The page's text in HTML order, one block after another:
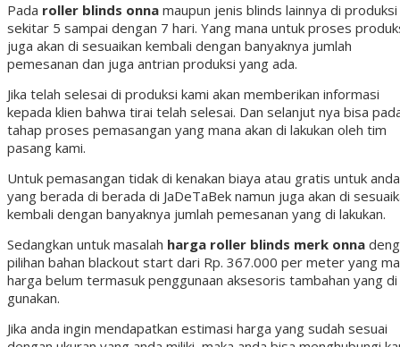
Pada roller blinds onna maupun jenis blinds lainnya di produksi
sekitar 5 sampai dengan 7 hari. Yang mana untuk proses
juga akan di sesuaikan kembali dengan banyaknya jumlah
pemesanan dan juga antrian produksi yang ada.
Jika telah selesai di produksi kami akan memberikan informasi
kepada klien bahwa tirai telah selesai. Dan selanjut nya bisa
tahap proses pemasangan yang mana akan di lakukan oleh tim
pasang kami.
Untuk pemasangan tidak di kenakan biaya atau gratis untuk anda
yang berada di berada di JaDeTaBek namun juga akan di
kembali dengan banyaknya jumlah pemesanan yang di lakukan.
Sedangkan untuk masalah harga roller blinds merk onna
pilihan bahan blackout start dari Rp. 367.000 per meter yang
harga belum termasuk penggunaan aksesoris tambahan yang di
gunakan.
Jika anda ingin mendapatkan estimasi harga yang sudah sesuai